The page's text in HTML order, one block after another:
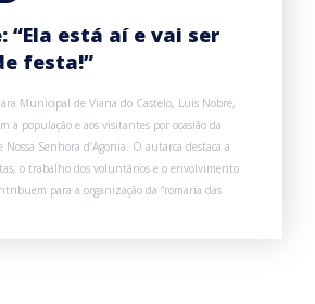
“Ela está aí e vai ser
festa!”
Municipal de Viana do Castelo, Luís Nobre,
à população e aos visitantes por ocasião da
Senhora d’Agonia. O autarca destaca a
o trabalho dos voluntários e o envolvimento
para a organização da “romaria das